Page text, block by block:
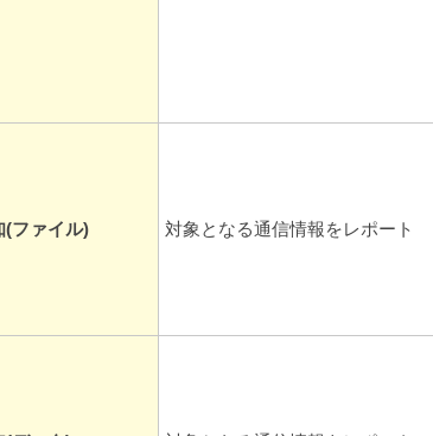
(ファイル) 対象となる通信情報をレポート